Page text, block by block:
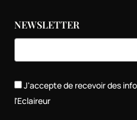
NEWSLETTER
J'accepte de recevoir des
l'Eclaireur